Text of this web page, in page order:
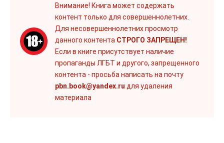
Внимание! Книга может содержать
контент только для совершеннолетних.
Для несовершеннолетних просмотр
данного контента СТРОГО ЗАПРЕЩЕН!
Если в книге присутствует наличие
пропаганды ЛГБТ и другого, запрещенного
контента - просьба написать на почту
pbn.book@yandex.ru для удаления
материала